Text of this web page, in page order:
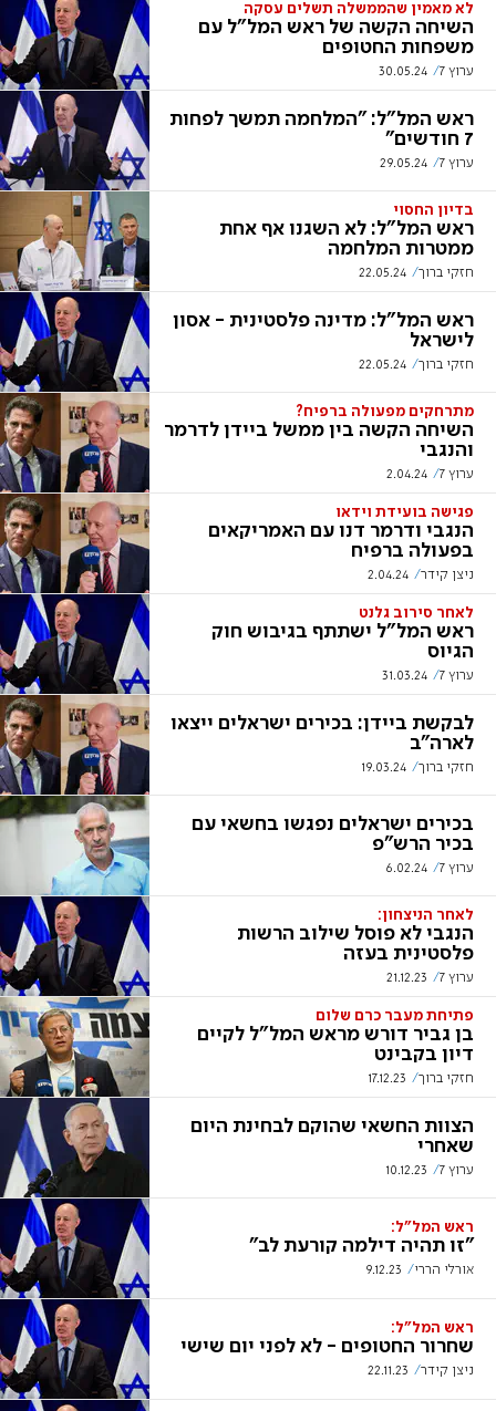
לא מאמין שהממשלה תשלים עסקה
השיחה הקשה של ראש המל"ל עם
משפחות החטופים
ערוץ 7 30.05.24
ראש המל"ל: "המלחמה תמשך לפחות
7 חודשים"
ערוץ 7 29.05.24
בדיון החסוי
ראש המל"ל: לא השגנו אף אחת
ממטרות המלחמה
חזקי ברוך 22.05.24
ראש המל"ל: מדינה פלסטינית - אסון
לישראל
חזקי ברוך 22.05.24
מתרחקים מפעולה ברפיח?
השיחה הקשה בין ממשל ביידן לדרמר
והנגבי
ערוץ 7 2.04.24
פגישה בועידת וידאו
הנגבי ודרמר דנו עם האמריקאים
בפעולה ברפיח
ניצן קידר 2.04.24
לאחר סירוב גלנט
ראש המל"ל ישתתף בגיבוש חוק
הגיוס
ערוץ 7 31.03.24
לבקשת ביידן: בכירים ישראלים ייצאו
לארה"ב
חזקי ברוך 19.03.24
בכירים ישראלים נפגשו בחשאי עם
בכיר הרש"פ
ערוץ 7 6.02.24
לאחר הניצחון:
הנגבי לא פוסל שילוב הרשות
פלסטינית בעזה
ערוץ 7 21.12.23
פתיחת מעבר כרם שלום
בן גביר דורש מראש המל"ל לקיים
דיון בקבינט
חזקי ברוך 17.12.23
הצוות החשאי שהוקם לבחינת היום
שאחרי
ערוץ 7 10.12.23
ראש המל"ל:
"זו תהיה דילמה קורעת לב"
אורלי הררי 9.12.23
ראש המל"ל:
שחרור החטופים - לא לפני יום שישי
ניצן קידר 22.11.23